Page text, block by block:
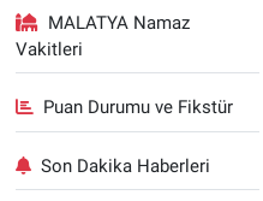
MALATYA Namaz
Vakitleri
Puan Durumu ve Fikstür
Son Dakika Haberleri